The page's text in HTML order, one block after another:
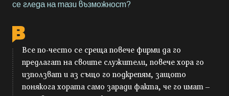
се гледа на тази възможност?
Все по-често се среща повече фирми да го
предлагат на своите служители, повече хора го
използват и аз също го подкрепям, защото
понякога хората само заради факта, че го имат –